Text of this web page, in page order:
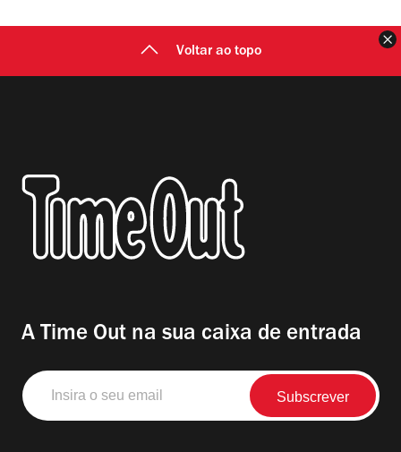
Voltar ao topo
A Time Out na sua caixa de entrada
Insira
o
seu